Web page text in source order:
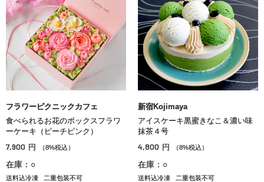
フラワーピクニックカフェ
食べられるお花のボックスフラワ
ーケーキ（ピーチピンク）
7,900 円 （8%税込）
在庫：○
送料込冷凍 二重包装不可
新宿Kojimaya
アイスケーキ黒蜜きなこ＆濃い味
抹茶４号
4,800 円 （8%税込）
在庫：○
送料込冷凍 二重包装不可